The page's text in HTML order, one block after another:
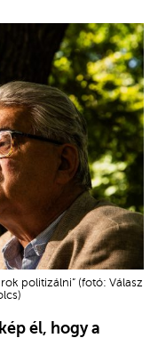
politizálni” (fotó: Válasz
él, hogy a